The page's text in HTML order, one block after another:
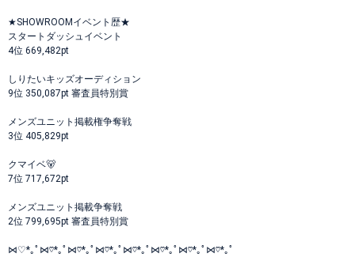
★SHOWROOMイベント歴★
スタートダッシュイベント
4位 669,482pt
しりたいキッズオーディション
9位 350,087pt 審査員特別賞
メンズユニット掲載権争奪戦
3位 405,829pt
クマイベ🐻
7位 717,672pt
メンズユニット掲載争奪戦
2位 799,695pt 審査員特別賞
⋈♡*｡ﾟ⋈♡*｡ﾟ⋈♡*｡ﾟ⋈♡*｡ﾟ⋈♡*｡ﾟ⋈♡*｡ﾟ⋈♡*｡ﾟ⋈♡*｡ﾟ